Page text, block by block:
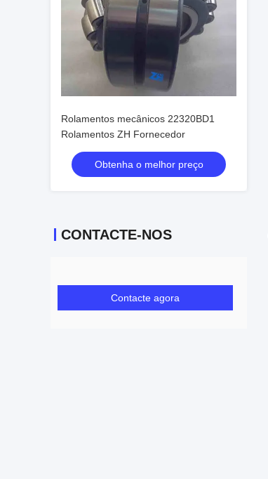
Rolamentos mecânicos 22320BD1
Rolamentos ZH Fornecedor
Obtenha o melhor preço
CONTACTE-NOS
Contacte agora